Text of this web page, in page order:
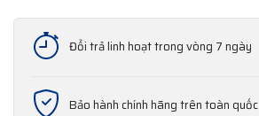
Đổi trả linh hoạt trong vòng 7 ngày
Bảo hành chính hãng trên toàn quốc